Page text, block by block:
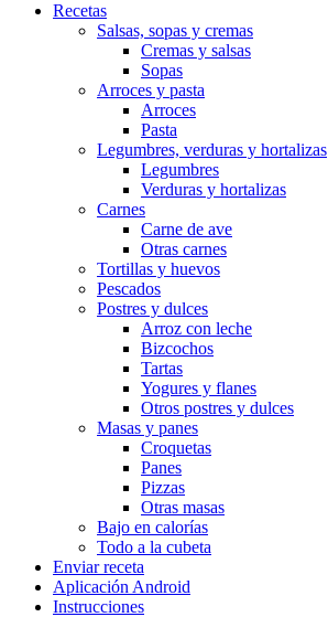
Recetas
Salsas, sopas y cremas
Cremas y salsas
Sopas
Arroces y pasta
Arroces
Pasta
Legumbres, verduras y hortalizas
Legumbres
Verduras y hortalizas
Carnes
Carne de ave
Otras carnes
Tortillas y huevos
Pescados
Postres y dulces
Arroz con leche
Bizcochos
Tartas
Yogures y flanes
Otros postres y dulces
Masas y panes
Croquetas
Panes
Pizzas
Otras masas
Bajo en calorías
Todo a la cubeta
Enviar receta
Aplicación Android
Instrucciones